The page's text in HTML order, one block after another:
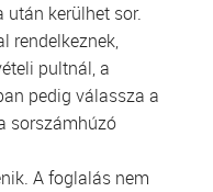
kerülhet sor.
rendelkeznek,
pultnál, a
pedig válassza a
sorszámhúzó
A foglalás nem